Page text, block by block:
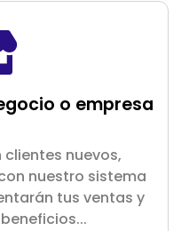
o empresa
nuevos,
nuestro sistema
tus ventas y